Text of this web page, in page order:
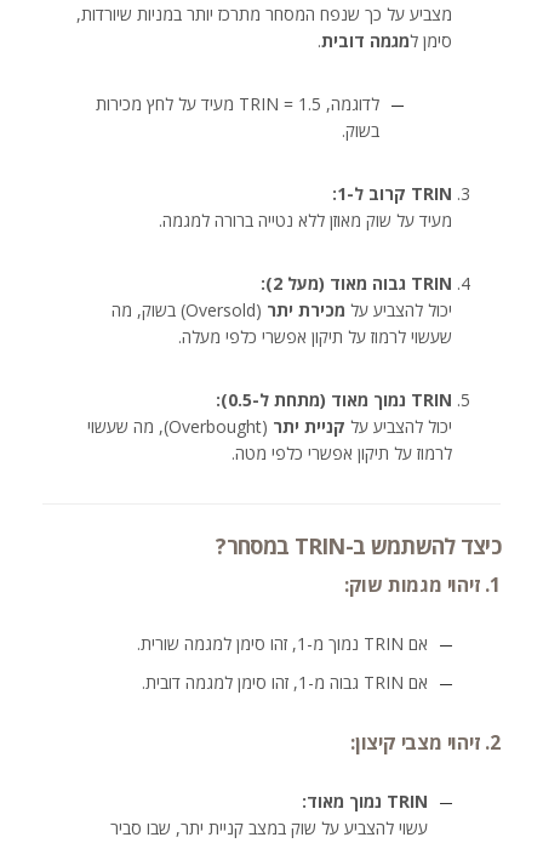
מצביע על כך שנפח המסחר מתרכז יותר במניות שיורדות,
סימן למגמה דובית.
לדוגמה, TRIN = 1.5 מעיד על לחץ מכירות
בשוק.
TRIN קרוב ל-1:
מעיד על שוק מאוזן ללא נטייה ברורה למגמה.
TRIN גבוה מאוד (מעל 2):
יכול להצביע על מכירת יתר
(Oversold) בשוק, מה
שעשוי לרמוז על תיקון אפשרי כלפי מעלה.
TRIN נמוך מאוד (מתחת ל-0.5):
יכול להצביע על קניית יתר
(Overbought), מה שעשוי
לרמוז על תיקון אפשרי כלפי מטה.
כיצד להשתמש ב-TRIN במסחר?
1. זיהוי מגמות שוק:
אם TRIN נמוך מ-1, זהו סימן למגמה שורית.
אם TRIN גבוה מ-1, זהו סימן למגמה דובית.
2. זיהוי מצבי קיצון:
TRIN נמוך מאוד:
עשוי להצביע על שוק במצב קניית יתר, שבו סביר